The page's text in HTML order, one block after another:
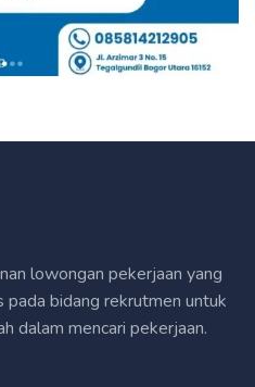
lowongan pekerjaan yang
bidang rekrutmen untuk
dalam mencari pekerjaan.